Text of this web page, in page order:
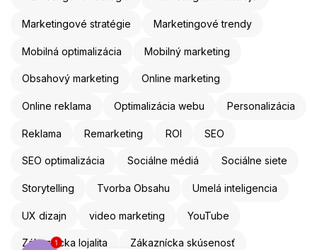
Marketingové stratégie Marketingové trendy
Mobilná optimalizácia Mobilný marketing
Obsahový marketing Online marketing
Online reklama Optimalizácia webu Personalizácia
Reklama Remarketing ROI SEO
SEO optimalizácia Sociálne médiá Sociálne siete
Storytelling Tvorba Obsahu Umelá inteligencia
UX dizajn video marketing YouTube
Zákaznícka lojalita Zákaznícka skúsenosť
1